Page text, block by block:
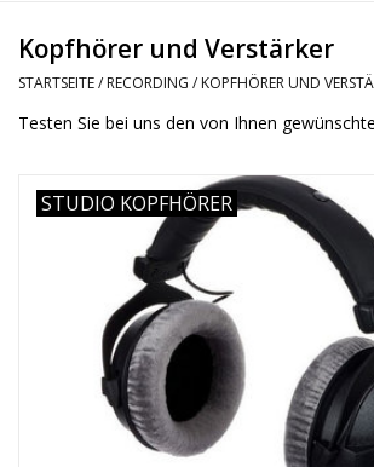
Drums
Percussion
Tasteninstrumente
Lichttechnik
Kopfhörer und Verstärker
STARTSEITE/ RECORDING / KOPFHÖRER UND
Testen Sie bei uns den von Ihnen
STUDIO KOPFHÖRER